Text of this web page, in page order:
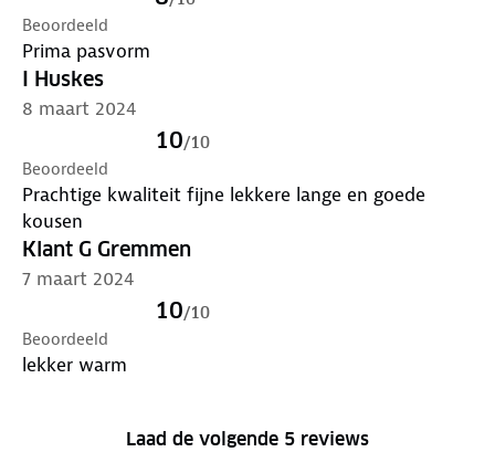
Beoordeeld
Prima pasvorm
I Huskes
8 maart 2024
10/10
Beoordeeld
Prachtige kwaliteit fijne lekkere lange en goede
kousen
Klant G Gremmen
7 maart 2024
10/10
Beoordeeld
lekker warm
Laad de volgende 5 reviews